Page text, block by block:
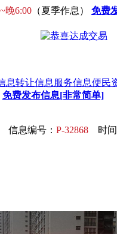
晚6:00 （夏季作息） 免费
息转让信息 服务信息便民
免费发布信息[非常简单]
信息编号： P-32868 时间